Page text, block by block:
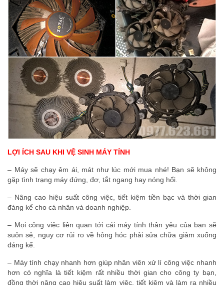
LỢI ÍCH SAU KHI VỆ SINH MÁY TÍNH
– Máy sẽ chạy êm ái, mát như lúc mới mua nhé! Bạn sẽ không
gặp tình trạng máy đứng, đơ, tắt ngang hay nóng hổi.
– Nâng cao hiệu suất công việc, tiết kiệm tiền bạc và thời gian
đáng kể cho cá nhân và doanh nghiệp.
– Mọi công việc liên quan tới cái máy tính thân yêu của bạn sẽ
suôn sẻ, nguy cơ rủi ro về hỏng hóc phải sửa chữa giảm xuống
đáng kể.
– Máy tính chạy nhanh hơn giúp nhân viên xử lí công việc nhanh
hơn có nghĩa là tiết kiệm rất nhiều thời gian cho công ty bạn,
đồng thời nâng cao hiệu suất làm việc, tiết kiệm và làm ra nhiều